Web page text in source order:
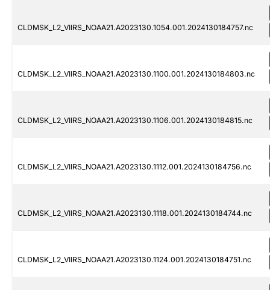
CLDMSK_L2_VIIRS_NOAA21.A2023130.1054.001.2024130184757.nc
CLDMSK_L2_VIIRS_NOAA21.A2023130.1100.001.2024130184803.nc
CLDMSK_L2_VIIRS_NOAA21.A2023130.1106.001.2024130184815.nc
CLDMSK_L2_VIIRS_NOAA21.A2023130.1112.001.2024130184756.nc
CLDMSK_L2_VIIRS_NOAA21.A2023130.1118.001.2024130184744.nc
CLDMSK_L2_VIIRS_NOAA21.A2023130.1124.001.2024130184751.nc